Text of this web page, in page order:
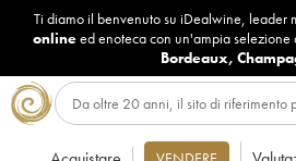
Ti diamo il benvenuto su iDealwine, leader
onlineed enoteca con un'ampia selezione
Bordeaux,